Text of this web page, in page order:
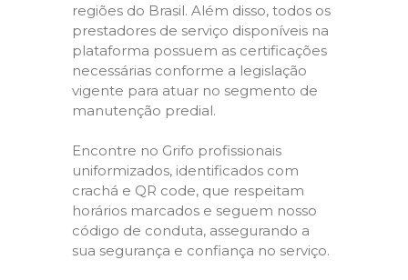
regiões do Brasil. Além disso, todos os
prestadores de serviço disponíveis na
plataforma possuem as certificações
necessárias conforme a legislação
vigente para atuar no segmento de
manutenção predial.
Encontre no Grifo profissionais
uniformizados, identificados com
crachá e QR code, que respeitam
horários marcados e seguem nosso
código de conduta, assegurando a
sua segurança e confiança no serviço.